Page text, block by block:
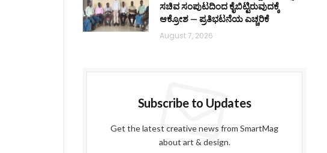
ಸಚಿವ ಸಂಪುಟದಿಂದ ಕೈಬಿಟ್ಟಿರುವುದಕ್ಕೆ
ಆಕ್ರೋಶ — ಪ್ರತಿಭಟನೆಯ ಎಚ್ಚರಿಕೆ
August 7, 2026
Subscribe to Updates
Get the latest creative news from SmartMag
about art & design.